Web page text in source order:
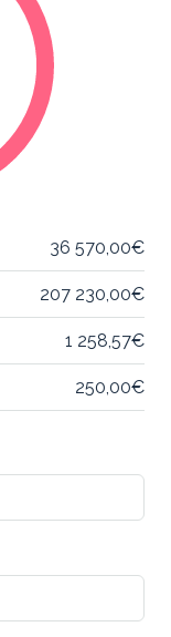
36 570,00€
207 230,00€
1 258,57€
250,00€